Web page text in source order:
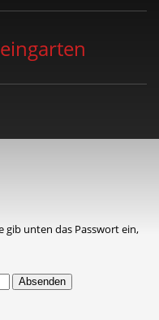
gib unten das Passwort ein,